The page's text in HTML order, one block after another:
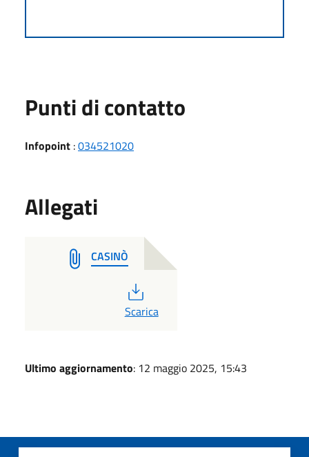
Punti di contatto
Infopoint :034521020
Allegati
CASINÒ
PDF
Scarica
Ultimo aggiornamento: 12 maggio 2025, 15:43